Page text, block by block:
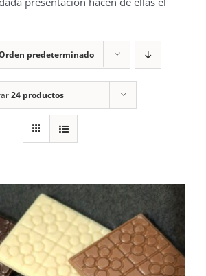
predeterminado
24 productos